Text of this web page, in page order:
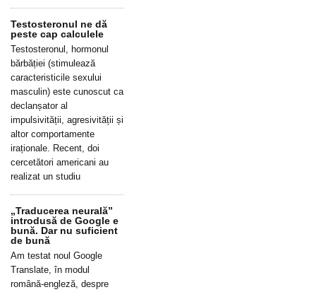
Testosteronul ne dă
peste cap calculele
Testosteronul, hormonul
bărbăției (stimulează
caracteristicile sexului
masculin) este cunoscut ca
declanșator al
impulsivității, agresivității și
altor comportamente
iraționale. Recent, doi
cercetători americani au
realizat un studiu
„Traducerea neurală”
introdusă de Google e
bună. Dar nu suficient
de bună
Am testat noul Google
Translate, în modul
română-engleză, despre